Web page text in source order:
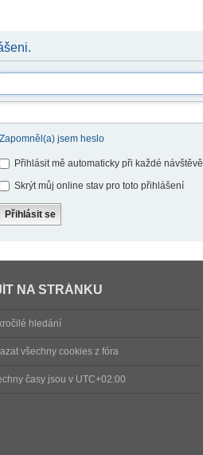
Zapomněl(a) jsem heslo
Přihlásit mě automaticky při každé návštěvě
Skrýt můj online stav pro toto přihlášení
NA STRÁNKU
hledání
všechny cookies z fóra
časy jsou v UTC+02:00